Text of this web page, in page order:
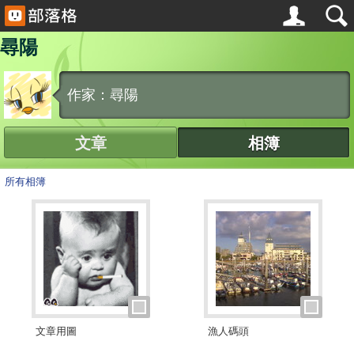
尋陽
作家：尋陽
文章 相簿
所有相簿
文章用圖
漁人碼頭